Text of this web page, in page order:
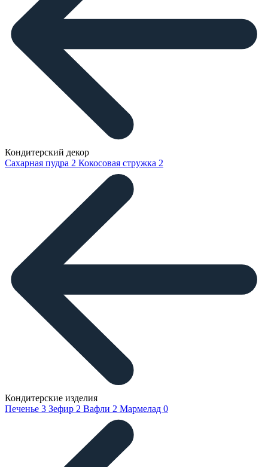
Кондитерский декор
Сахарная пудра 2 Кокосовая стружка 2
Кондитерские изделия
Печенье 3 Зефир 2 Вафли 2 Мармелад 0